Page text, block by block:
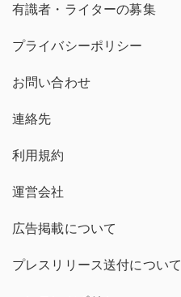
有識者・ライターの募集
プライバシーポリシー
お問い合わせ
連絡先
利用規約
運営会社
広告掲載について
プレスリリース送付について